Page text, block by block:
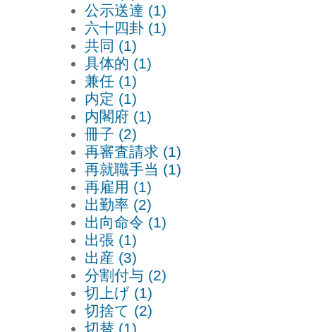
公示送達 (1)
六十四卦 (1)
共同 (1)
具体的 (1)
兼任 (1)
内定 (1)
内閣府 (1)
冊子 (2)
再審査請求 (1)
再就職手当 (1)
再雇用 (1)
出勤率 (2)
出向命令 (1)
出張 (1)
出産 (3)
分割付与 (2)
切上げ (1)
切捨て (2)
切替 (1)